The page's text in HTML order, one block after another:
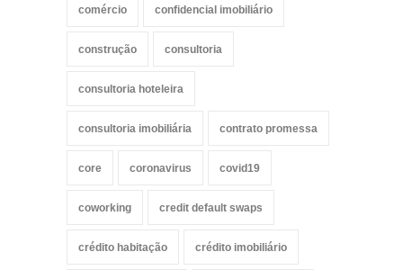
comércio confidencial imobiliário
construção consultoria
consultoria hoteleira
consultoria imobiliária contrato promessa
core coronavirus covid19
coworking credit default swaps
crédito habitação crédito imobiliário